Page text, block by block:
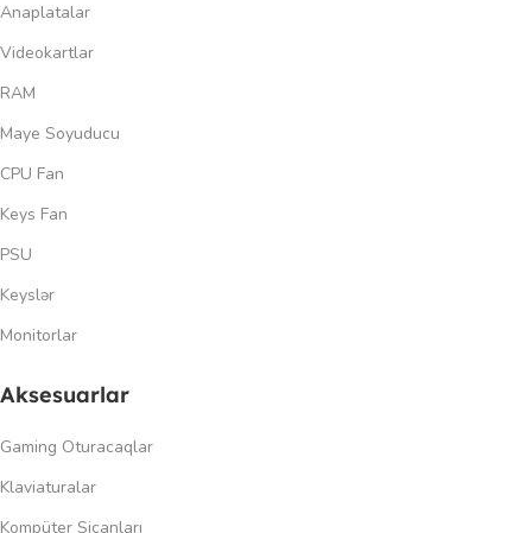
Anaplatalar
Videokartlar
RAM
Maye Soyuducu
CPU Fan
Keys Fan
PSU
Keyslər
Monitorlar
Aksesuarlar
Gaming Oturacaqlar
Klaviaturalar
Kompüter Siçanları